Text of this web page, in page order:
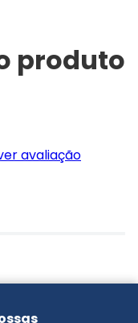
produto
avaliação